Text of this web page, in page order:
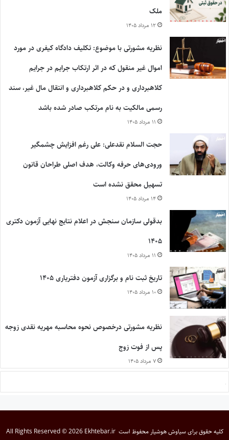
ملک
۱۲ مرداد ۱۴۰۵
نظریه مشورتی با موضوع: تکلیف دادگاه کیفری در مورد
اموال غیر منقول که در اثر ارتکاب جرایم در جرایم
کلاهبرداری و در حکم کلاهبرداری و انتقال مال غیر، سند
رسمی مالکیت به نام مرتکب صادر شده باشد
۱۱ مرداد ۱۴۰۵
حجت السلام نقدعلی: علی رغم افزایش چشمگیر
ورودی‌های حرفه وکالت، هدف اصلی طراحان قانون
تسهیل محقق نشده است
۱۴ مرداد ۱۴۰۵
بدقولی سازمان سنجش در اعلام نتایج نهایی آزمون دکتری
۱۴۰۵
۱۱ مرداد ۱۴۰۵
تاریخ ثبت نام و برگزاری آزمون دفتریاری ۱۴۰۵
۱۰ مرداد ۱۴۰۵
نظریه مشورتی درخصوص نحوه محاسبه مهریه نقدی زوجه
پس از فوت زوج
۷ مرداد ۱۴۰۵
کلیه حقوق برایسیاوش هوشیار محفوظ است All Rights Reserved © 2026 Ekhtebar.ir